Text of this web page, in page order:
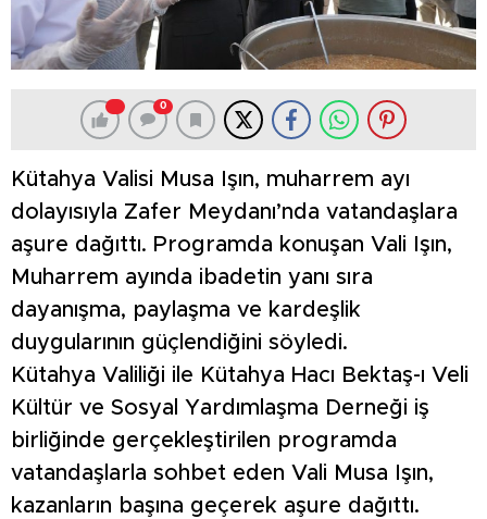
0
Kütahya Valisi Musa Işın, muharrem ayı
dolayısıyla Zafer Meydanı’nda vatandaşlara
aşure dağıttı. Programda konuşan Vali Işın,
Muharrem ayında ibadetin yanı sıra
dayanışma, paylaşma ve kardeşlik
duygularının güçlendiğini söyledi.
Kütahya Valiliği ile Kütahya Hacı Bektaş-ı Veli
Kültür ve Sosyal Yardımlaşma Derneği iş
birliğinde gerçekleştirilen programda
vatandaşlarla sohbet eden Vali Musa Işın,
kazanların başına geçerek aşure dağıttı.